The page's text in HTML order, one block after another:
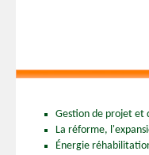
Gestion de projet et
La réforme,
Énergie